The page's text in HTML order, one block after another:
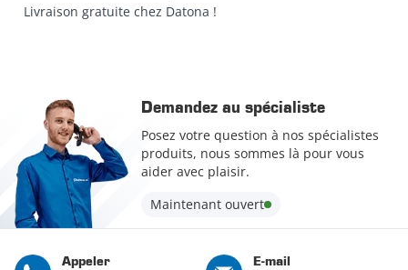
Livraison gratuite chez Datona !
Demandez au spécialiste
Posez votre question à nos spécialistes
produits, nous sommes là pour vous
aider avec plaisir.
Maintenant ouvert
Appeler E-mail